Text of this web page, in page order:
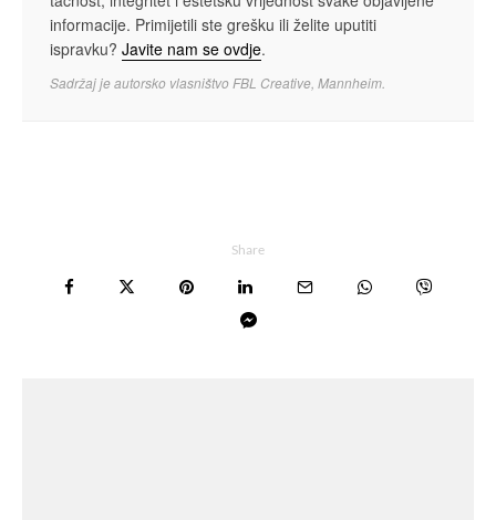
informacije. Primijetili ste grešku ili želite uputiti
ispravku? Javite nam se ovdje.
Sadržaj je autorsko vlasništvo FBL Creative, Mannheim.
Share